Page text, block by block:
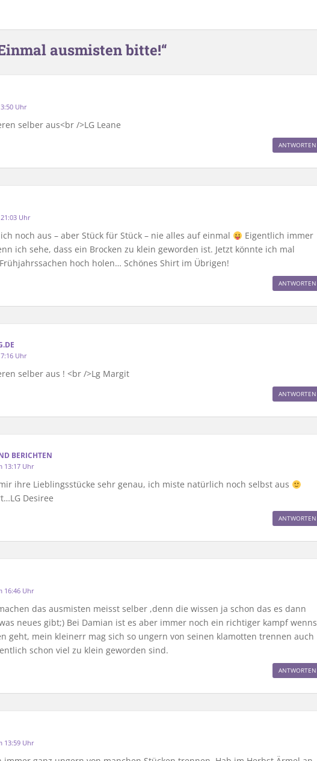
ausmisten bitte!“
Uhr
selber aus<br />LG Leane
ANTWORTEN
Uhr
noch aus – aber Stück für Stück – nie alles auf einmal
Eigentlich immer
ich sehe, dass ein Brocken zu klein geworden ist. Jetzt könnte ich mal
hoch holen… Schönes Shirt im Übrigen!
ANTWORTEN
Uhr
selber aus ! <br />Lg Margit
ANTWORTEN
BERICHTEN
13:17 Uhr
ihre Lieblingsstücke sehr genau, ich miste natürlich noch selbst aus
Desiree
ANTWORTEN
16:46 Uhr
das ausmisten meisst selber ,denn die wissen ja schon das es dann
neues gibt;) Bei Damian ist es aber immer noch ein richtiger kampf wenns
geht, mein kleinerr mag sich so ungern von seinen klamotten trennen auch
schon viel zu klein geworden sind.
ANTWORTEN
13:59 Uhr